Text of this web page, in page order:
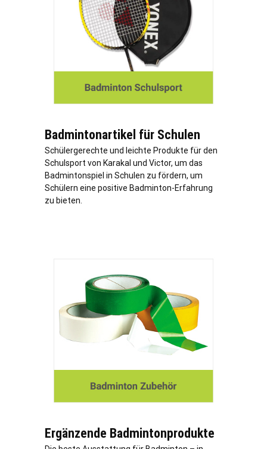
Badmintonartikel für Schulen
Schülergerechte und leichte Produkte für den
Schulsport von Karakal und Victor, um das
Badmintonspiel in Schulen zu fördern, um
Schülern eine positive Badminton-Erfahrung
zu bieten.
Ergänzende Badmintonprodukte